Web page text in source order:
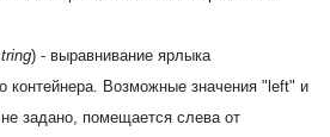
) - выравнивание ярлыка
контейнера. Возможные значения "left" и
задано, помещается слева от